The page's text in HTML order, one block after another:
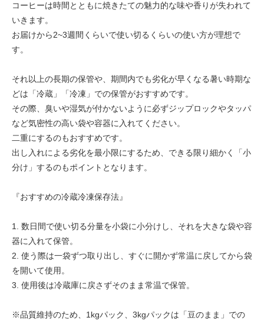
コーヒーは時間とともに焼きたての魅力的な味や香りが失われて
いきます。
お届けから2~3週間くらいで使い切るくらいの使い方が理想で
す。
それ以上の長期の保管や、期間内でも劣化が早くなる暑い時期な
どは「冷蔵」「冷凍」での保管がおすすめです。
その際、臭いや湿気が付かないように必ずジップロックやタッパ
など気密性の高い袋や容器に入れてください。
二重にするのもおすすめです。
出し入れによる劣化を最小限にするため、できる限り細かく「小
分け」するのもポイントとなります。
『おすすめの冷蔵冷凍保存法』
1. 数日間で使い切る分量を小袋に小分けし、それを大きな袋や容
器に入れて保管。
2. 使う際は一袋ずつ取り出し、すぐに開かず常温に戻してから袋
を開いて使用。
3. 使用後は冷蔵庫に戻さずそのまま常温で保管。
※品質維持のため、1kgパック、3kgパックは「豆のまま」での